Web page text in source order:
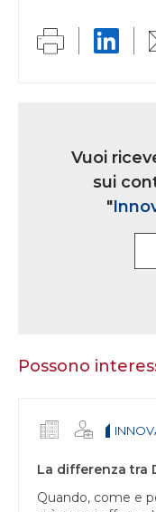
iscrizioneVuoi
sui
"
essere
questo
campo
Possono
La differenza tra
Quando, come e